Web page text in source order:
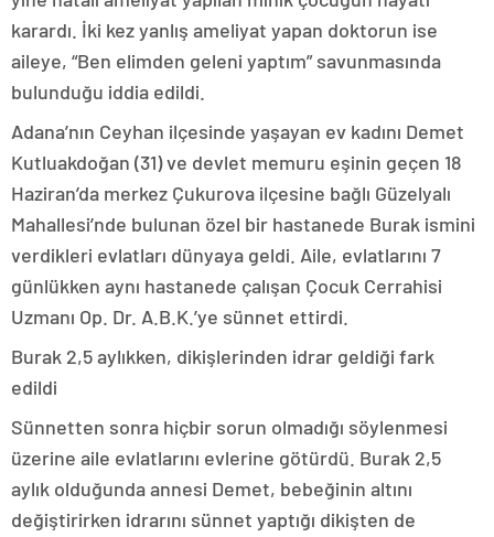
karardı. İki kez yanlış ameliyat yapan doktorun ise
aileye, “Ben elimden geleni yaptım” savunmasında
bulunduğu iddia edildi.
Adana’nın Ceyhan ilçesinde yaşayan ev kadını Demet
Kutluakdoğan (31) ve devlet memuru eşinin geçen 18
Haziran’da merkez Çukurova ilçesine bağlı Güzelyalı
Mahallesi’nde bulunan özel bir hastanede Burak ismini
verdikleri evlatları dünyaya geldi. Aile, evlatlarını 7
günlükken aynı hastanede çalışan Çocuk Cerrahisi
Uzmanı Op. Dr. A.B.K.’ye sünnet ettirdi.
Burak 2,5 aylıkken, dikişlerinden idrar geldiği fark
edildi
Sünnetten sonra hiçbir sorun olmadığı söylenmesi
üzerine aile evlatlarını evlerine götürdü. Burak 2,5
aylık olduğunda annesi Demet, bebeğinin altını
değiştirirken idrarını sünnet yaptığı dikişten de